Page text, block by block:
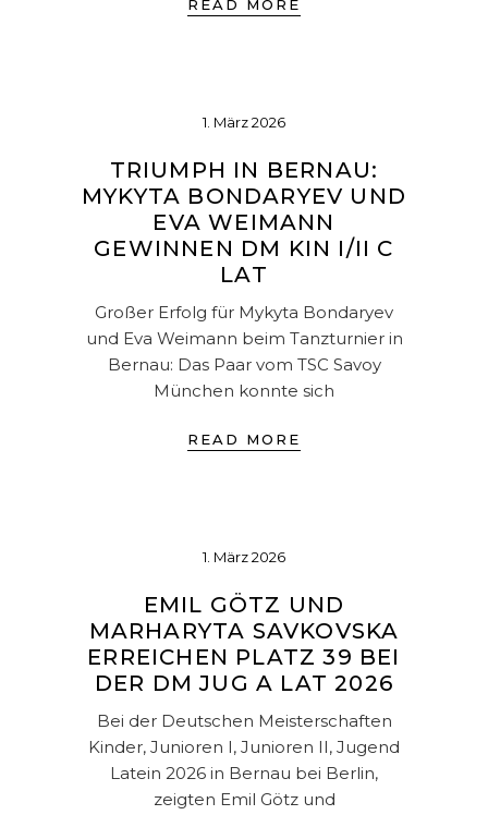
READ MORE
1. März 2026
TRIUMPH IN BERNAU:
MYKYTA BONDARYEV UND
EVA WEIMANN
GEWINNEN DM KIN I/II C
LAT
Großer Erfolg für Mykyta Bondaryev
und Eva Weimann beim Tanzturnier in
Bernau: Das Paar vom TSC Savoy
München konnte sich
READ MORE
1. März 2026
EMIL GÖTZ UND
MARHARYTA SAVKOVSKA
ERREICHEN PLATZ 39 BEI
DER DM JUG A LAT 2026
Bei der Deutschen Meisterschaften
Kinder, Junioren I, Junioren II, Jugend
Latein 2026 in Bernau bei Berlin,
zeigten Emil Götz und